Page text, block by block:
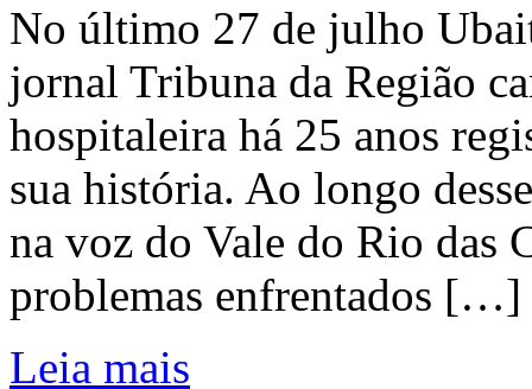
No último 27 de julho
jornal Tribuna da Região
hospitaleira há 25 anos
sua história. Ao longo
na voz do Vale do Rio das
problemas enfrentados […]
Leia mais